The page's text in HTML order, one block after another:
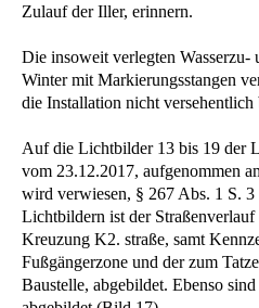
Zulauf der Iller, erinnern.
Die insoweit verlegten Wasserzu-
Winter mit Markierungsstangen
die Installation nicht versehentlich
Auf die Lichtbilder 13 bis 19 der
vom 23.12.2017, aufgenommen
wird verwiesen, § 267 Abs. 1 S. 3
Lichtbildern ist der Straßenverlauf
Kreuzung K2. straße, samt
Fußgängerzone und der zum
Baustelle, abgebildet. Ebenso